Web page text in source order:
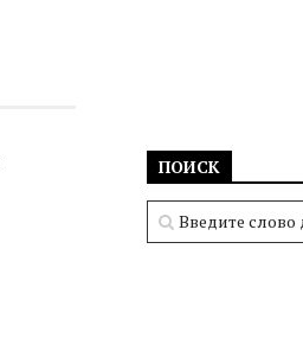
ПОИСК